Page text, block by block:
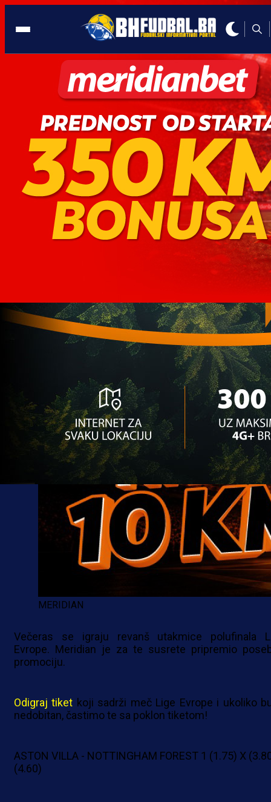
PROMO
13:00, 07.05.2026
Igraj na Ligu Evrope i osiguraj se uz
poklon tiket
MERIDIAN
Večeras se igraju revanš utakmice polufinala
Evrope. Meridian je za te susrete pripremio
promociju.
Odigraj tiket koji sadrži meč Lige Evrope i ukoliko
nedobitan, častimo te sa poklon tiketom!
ASTON VILLA - NOTTINGHAM FOREST 1 (1.75) X
(4.60)